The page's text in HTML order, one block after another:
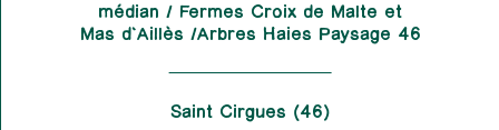
médian / Fermes Croix de Malte et
Mas d'Aillès /Arbres Haies Paysage 46
Saint Cirgues (46)